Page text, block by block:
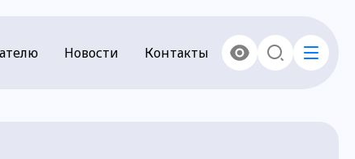
Новости Контакты